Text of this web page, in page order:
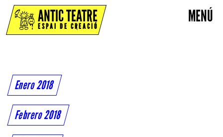
MENÚ
ANTIC TEATRE
ESPAI DE CREACIÓ
Enero 2018
Febrero 2018